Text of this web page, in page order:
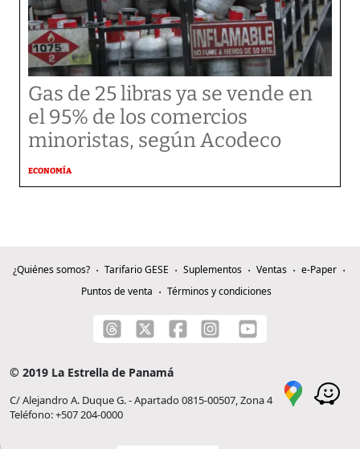
Gas de 25 libras ya se vende en
el 95% de los comercios
minoristas, según Acodeco
ECONOMÍA
¿Quiénes somos? Tarifario GESE Suplementos Ventas
e-Paper
Puntos de venta
Términos y condiciones
© 2019 La Estrella de Panamá
C/ Alejandro A. Duque G. - Apartado 0815-00507, Zona 4
Teléfono: +507 204-0000